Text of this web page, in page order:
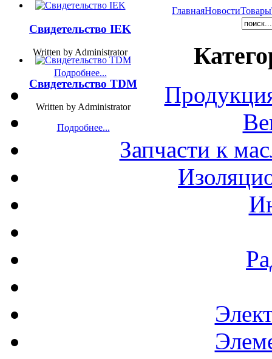
ГлавнаяНовостиТовары
Запчасти к
Свидетельство IEK
Written by Administrator
Подробнее...
Свидетельство TDM
Written by Administrator
Подробнее...